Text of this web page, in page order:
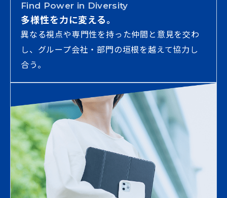
Find Power in Diversity
多様性を力に変える。
異なる視点や専門性を持った仲間と意見を交わ
し、グループ会社・部門の垣根を越えて協力し
合う。